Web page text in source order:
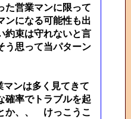
営業マンに限って
ンになる可能性も出
約束は守れないと言
思って当パターン
ンは多く見てきて
確率でトラブルを起
か、、 けっこうこ